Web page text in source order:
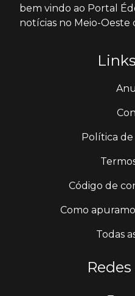
bem vindo ao Portal
notícias no Meio-Oeste
Política
Código de
Como
Todas